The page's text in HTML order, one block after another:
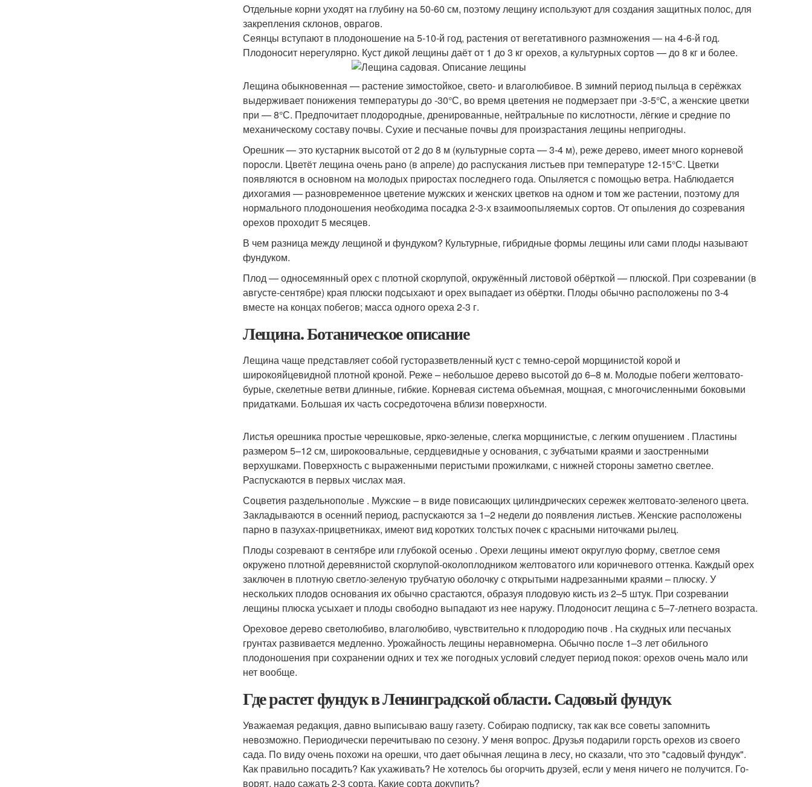
Отдельные корни уходят на глубину на 50-60 см, поэтому лещину используют для создания защитных полос, для
закрепления склонов, оврагов.
Сеянцы вступают в плодоношение на 5-10-й год, растения от вегетативного размножения — на 4-6-й год.
Плодоносит нерегулярно. Куст дикой лещины даёт от 1 до 3 кг орехов, а культурных сортов — до 8 кг и более.
Лещина обыкновенная — растение зимостойкое, свето- и влаголюбивое. В зимний период пыльца в серёжках
выдерживает понижения температуры до -30°С, во время цветения не подмерзает при -3-5°С, а женские цветки
при — 8°С. Предпочитает плодородные, дренированные, нейтральные по кислотности, лёгкие и средние по
механическому составу почвы. Сухие и песчаные почвы для произрастания лещины непригодны.
Орешник — это кустарник высотой от 2 до 8 м (культурные сорта — 3-4 м), реже дерево, имеет много корневой
поросли. Цветёт лещина очень рано (в апреле) до распускания листьев при температуре 12-15°С. Цветки
появляются в основном на молодых приростах последнего года. Опыляется с помощью ветра. Наблюдается
дихогамия — разновременное цветение мужских и женских цветков на одном и том же растении, поэтому для
нормального плодоношения необходима посадка 2-3-х взаимоопыляемых сортов. От опыления до созревания
орехов проходит 5 месяцев.
В чем разница между лещиной и фундуком? Культурные, гибридные формы лещины или сами плоды называют
фундуком.
Плод — односемянный орех с плотной скорлупой, окружённый листовой обёрткой — плюской. При созревании (в
августе-сентябре) края плюски подсыхают и орех выпадает из обёртки. Плоды обычно расположены по 3-4
вместе на концах побегов; масса одного ореха 2-3 г.
Лещина. Ботаническое описание
Лещина чаще представляет собой густоразветвленный куст с темно-серой морщинистой корой и
широкояйцевидной плотной кроной. Реже – небольшое дерево высотой до 6–8 м. Молодые побеги желтовато-
бурые, скелетные ветви длинные, гибкие. Корневая система объемная, мощная, с многочисленными боковыми
придатками. Большая их часть сосредоточена вблизи поверхности.
Листья орешника простые черешковые, ярко-зеленые, слегка морщинистые, с легким опушением . Пластины
размером 5–12 см, широкоовальные, сердцевидные у основания, с зубчатыми краями и заостренными
верхушками. Поверхность с выраженными перистыми прожилками, с нижней стороны заметно светлее.
Распускаются в первых числах мая.
Соцветия раздельнополые . Мужские – в виде повисающих цилиндрических сережек желтовато-зеленого цвета.
Закладываются в осенний период, распускаются за 1–2 недели до появления листьев. Женские расположены
парно в пазухах-прицветниках, имеют вид коротких толстых почек с красными ниточками рылец.
Плоды созревают в сентябре или глубокой осенью . Орехи лещины имеют округлую форму, светлое семя
окружено плотной деревянистой скорлупой-околоплодником желтоватого или коричневого оттенка. Каждый орех
заключен в плотную светло-зеленую трубчатую оболочку с открытыми надрезанными краями – плюску. У
нескольких плодов основания их обычно срастаются, образуя плодовую кисть из 2–5 штук. При созревании
лещины плюска усыхает и плоды свободно выпадают из нее наружу. Плодоносит лещина с 5–7-летнего возраста.
Ореховое дерево светолюбиво, влаголюбиво, чувствительно к плодородию почв . На скудных или песчаных
грунтах развивается медленно. Урожайность лещины неравномерна. Обычно после 1–3 лет обильного
плодоношения при сохранении одних и тех же погодных условий следует период покоя: орехов очень мало или
нет вообще.
Где растет фундук в Ленинградской области. Садовый фундук
Уважаемая редакция, давно выписываю вашу газету. Собираю подписку, так как все советы запомнить
невозможно. Периодически перечитываю по сезону. У меня вопрос. Друзья подарили горсть орехов из своего
сада. По виду очень похожи на орешки, что дает обычная лещина в лесу, но сказали, что это "садовый фундук".
Как правильно посадить? Как ухаживать? Не хотелось бы огорчить друзей, если у меня ничего не получится. Го­
ворят, надо сажать 2­-3 сорта. Какие сорта докупить?